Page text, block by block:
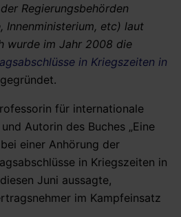
Regierungsbehörden
Innenministerium, etc) laut
wurde im Jahr 2008 die
in Kriegszeiten in
für internationale
Autorin des Buches „Eine
einer Anhörung der
in Kriegszeiten in
Juni aussagte,
im Kampfeinsatz